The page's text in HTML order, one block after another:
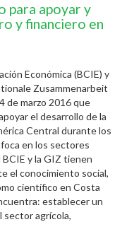
para apoyar y
y financiero en
Económica (BCIE) y
Zusammenarbeit
de marzo 2016 que
el desarrollo de la
Central durante los
en los sectores
BCIE y la GIZ tienen
el conocimiento social,
científico en Costa
establecer un
sector agrícola,